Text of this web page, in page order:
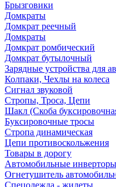
Брызговики
Домкраты
Домкрат реечный
Домкраты
Домкрат ромбический
Домкрат бутылочный
Зарядные устройства для
Колпаки, Чехлы на колеса
Сигнал звуковой
Стропы, Троса, Цепи
Шакл (Скоба
Буксировочные тросы
Стропа динамическая
Цепи противоскольжения
Товары в дорогу
Автомобильные инверторы
Огнетушитель
Спецодежда - жилеты